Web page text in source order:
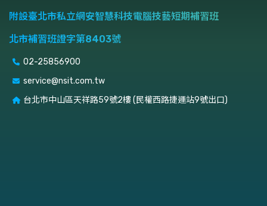
附設臺北市私立網安智慧科技電腦技藝短期補習班
北市補習班證字第8403號
02-25856900
service@nsit.com.tw
台北市中山區天祥路59號2樓 (民權西路捷運站9號出口)